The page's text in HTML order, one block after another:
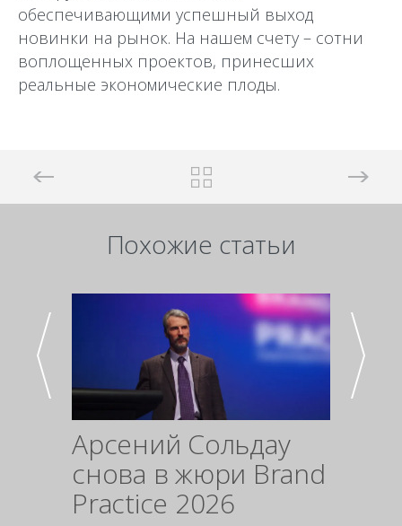
обеспечивающими успешный выход
новинки на рынок. На нашем счету – сотни
воплощенных проектов, принесших
реальные экономические плоды.
Похожие статьи
Арсений Сольдау
снова в жюри Brand
Practice 2026